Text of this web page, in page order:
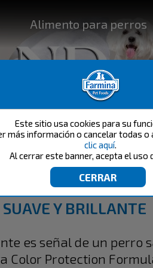
Este sitio usa cookies para su
más información o cancelar todas o
clic aquí.
Al cerrar este banner, acepta el uso
Alimento para perros
N&D WHITE
Y BRILLANTE
es señal de un perro
Color Protection